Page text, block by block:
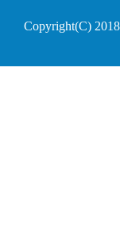
Copyright(C)